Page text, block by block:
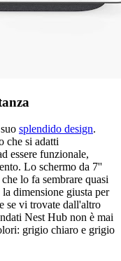
splendido design.
che si adatti
essere funzionale,
Lo schermo da 7''
lo fa sembrare quasi
dimensione giusta per
se vi trovate dall'altro
Nest Hub non è mai
grigio chiaro e grigio